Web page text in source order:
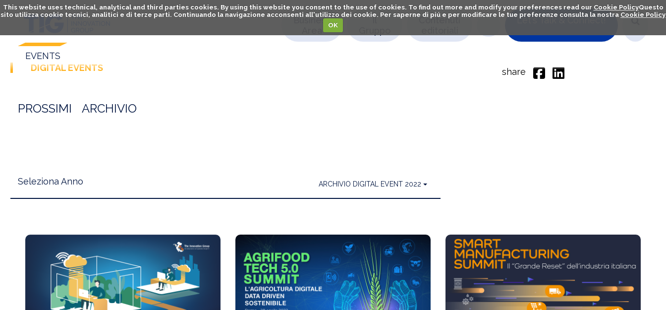
This website uses technical, analytical and third parties cookies. By using this website you consent to the use of cookies. To find out more and modify your preferences read our Cookie PolicyQuesto
sito utilizza cookie tecnici, analitici e di terze parti. Continuando la navigazione acconsenti all'utilizzo dei cookie. Per saperne di piú e per modificare le tue preferenze consulta la nostra Cookie Policy
OK
EVENTS
Let's Talk & Connect!
Business
Il
Contenuti
DIGITAL EVENTS share
PROSSIMI ARCHIVIO
Seleziona Anno ARCHIVIO DIGITAL EVENT 2022